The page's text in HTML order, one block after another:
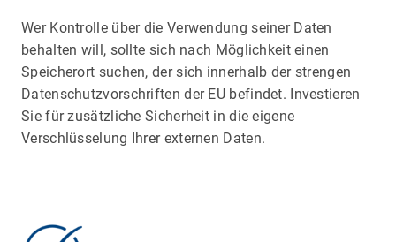
Wer Kontrolle über die Verwendung seiner Daten
behalten will, sollte sich nach Möglichkeit einen
Speicherort suchen, der sich innerhalb der strengen
Datenschutzvorschriften der EU befindet. Investieren
Sie für zusätzliche Sicherheit in die eigene
Verschlüsselung Ihrer externen Daten.